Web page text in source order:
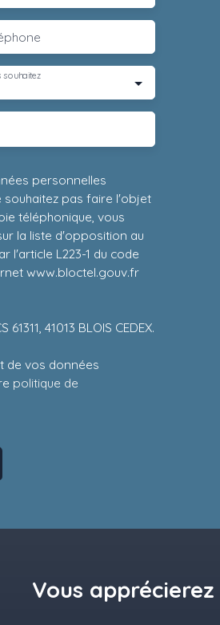
souhaitez
personnelles
souhaitez pas faire l'objet
téléphonique, vous
la liste d'opposition au
l'article L223-1 du code
www.bloctel.gouv.fr
41013 BLOIS CEDEX.
de vos données
politique de
Vous apprécierez